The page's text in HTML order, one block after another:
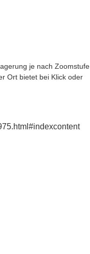
je nach Zoomstufe
Ort bietet bei Klick oder